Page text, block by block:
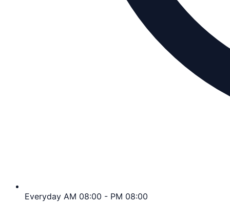
Everyday AM 08:00 - PM 08:00